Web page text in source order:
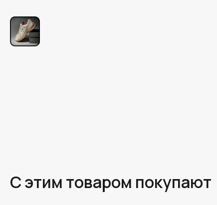
С этим товаром покупают